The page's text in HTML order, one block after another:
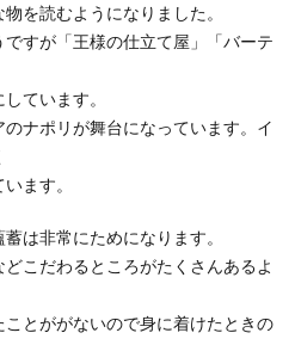
を読むようになりました。
すが「王様の仕立て屋」「バーテ
ています。
のナポリが舞台になっています。イ
ます。
は非常にためになります。
こだわるところがたくさんあるよ
とががないので身に着けたときの